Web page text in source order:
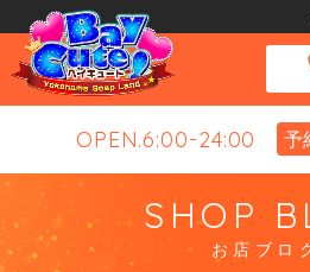
OPEN.6:00-24:00 予
SHOP
お店ブロ